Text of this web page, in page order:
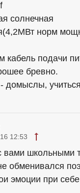
солнечная
норм
кабель подачи
бревно.
12:53
вами школьными
обменивался
эмоции при